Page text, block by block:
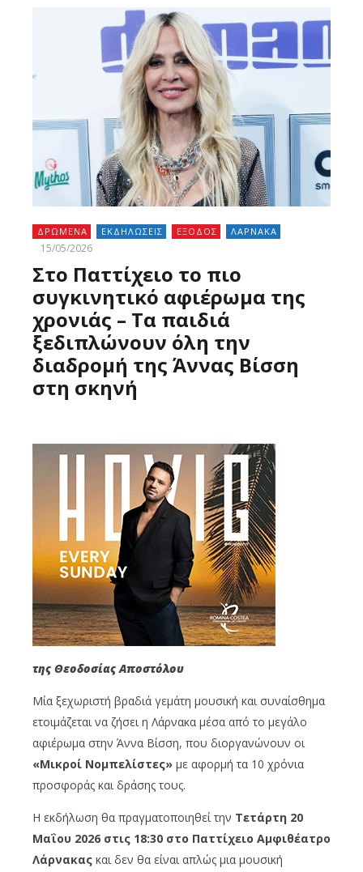
ΔΡΩΜΕΝΑ ΕΚΔΗΛΩΣΕΙΣ ΕΞΟΔΟΣ ΛΑΡΝΑΚΑ
15/05/2026
Στο Παττίχειο το πιο
συγκινητικό αφιέρωμα της
χρονιάς – Τα παιδιά
ξεδιπλώνουν όλη την
διαδρομή της Άννας Βίσση
στη σκηνή
της Θεοδοσίας Αποστόλου
Μία ξεχωριστή βραδιά γεμάτη μουσική και συναίσθημα
ετοιμάζεται να ζήσει η Λάρνακα μέσα από το μεγάλο
αφιέρωμα στην Άννα Βίσση, που διοργανώνουν οι
«Μικροί Νομπελίστες» με αφορμή τα 10 χρόνια
προσφοράς και δράσης τους.
Η εκδήλωση θα πραγματοποιηθεί την Τετάρτη 20
Μαΐου 2026 στις 18:30 στο Παττίχειο Αμφιθέατρο
Λάρνακας και δεν θα είναι απλώς μια μουσική